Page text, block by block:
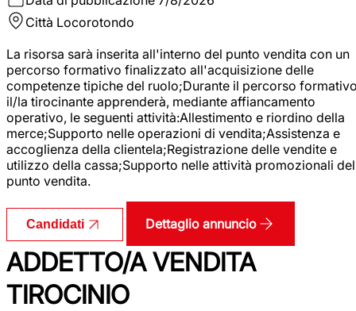
Città Locorotondo
La risorsa sarà inserita all'interno del punto vendita con un
percorso formativo finalizzato all'acquisizione delle
competenze tipiche del ruolo;Durante il percorso
il/la tirocinante apprenderà, mediante affiancamento
operativo, le seguenti attività:Allestimento e riordino della
merce;Supporto nelle operazioni di vendita;Assistenza e
accoglienza della clientela;Registrazione delle vendite e
utilizzo della cassa;Supporto nelle attività promozionali del
punto vendita.
Candidati Dettaglio annuncio
ADDETTO/A VENDITA
TIROCINIO